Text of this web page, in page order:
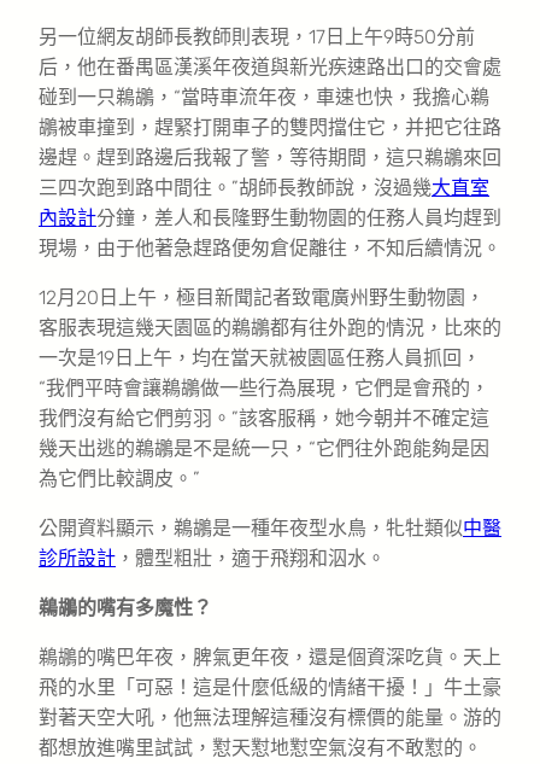
另一位網友胡師長教師則表現，17日上午9時50分前
后，他在番禺區漢溪年夜道與新光疾速路出口的交會處
碰到一只鵜鶘，“當時車流年夜，車速也快，我擔心鵜
鶘被車撞到，趕緊打開車子的雙閃擋住它，并把它往路
邊趕。趕到路邊后我報了警，等待期間，這只鵜鶘來回
三四次跑到路中間往。”胡師長教師說，沒過幾大直室
內設計分鐘，差人和長隆野生動物園的任務人員均趕到
現場，由于他著急趕路便匆倉促離往，不知后續情況。
12月20日上午，極目新聞記者致電廣州野生動物園，
客服表現這幾天園區的鵜鶘都有往外跑的情況，比來的
一次是19日上午，均在當天就被園區任務人員抓回，
“我們平時會讓鵜鶘做一些行為展現，它們是會飛的，
我們沒有給它們剪羽。”該客服稱，她今朝并不確定這
幾天出逃的鵜鶘是不是統一只，“它們往外跑能夠是因
為它們比較調皮。”
公開資料顯示，鵜鶘是一種年夜型水鳥，牝牡類似中醫
診所設計 ，體型粗壯，適于飛翔和泅水。
鵜鶘的嘴有多魔性？
鵜鶘的嘴巴年夜，脾氣更年夜，還是個資深吃貨。天上
飛的水里「可惡！這是什麼低級的情緒干擾！」牛土豪
對著天空大吼，他無法理解這種沒有標價的能量。游的
都想放進嘴里試試，懟天懟地懟空氣沒有不敢懟的。